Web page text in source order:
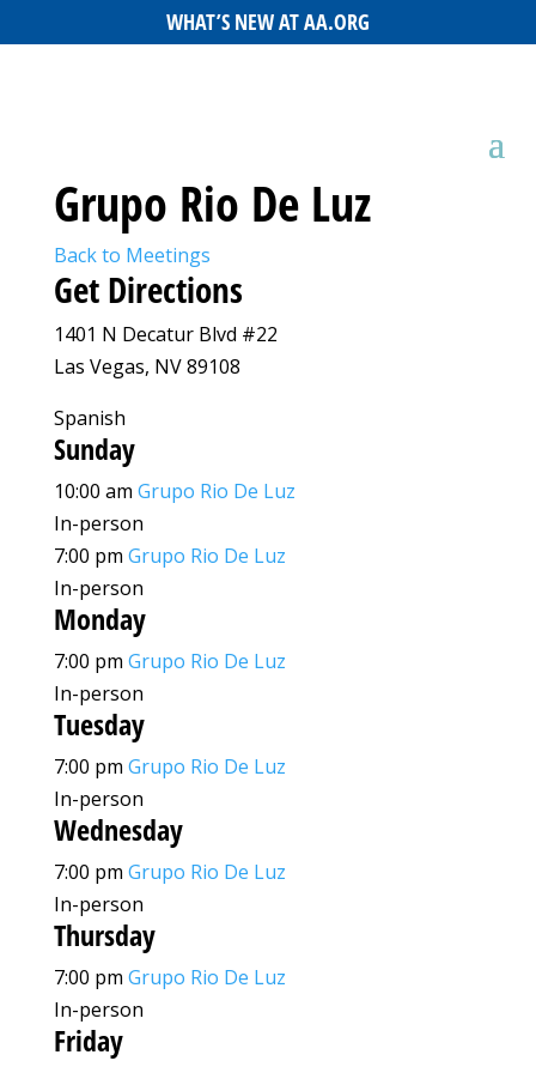
WHAT’S NEW AT AA.ORG
Grupo Rio De Luz
Back to Meetings
Get Directions
1401 N Decatur Blvd #22
Las Vegas, NV 89108
Spanish
Sunday
10:00 am Grupo Rio De Luz
In-person
7:00 pm Grupo Rio De Luz
In-person
Monday
7:00 pm Grupo Rio De Luz
In-person
Tuesday
7:00 pm Grupo Rio De Luz
In-person
Wednesday
7:00 pm Grupo Rio De Luz
In-person
Thursday
7:00 pm Grupo Rio De Luz
In-person
Friday